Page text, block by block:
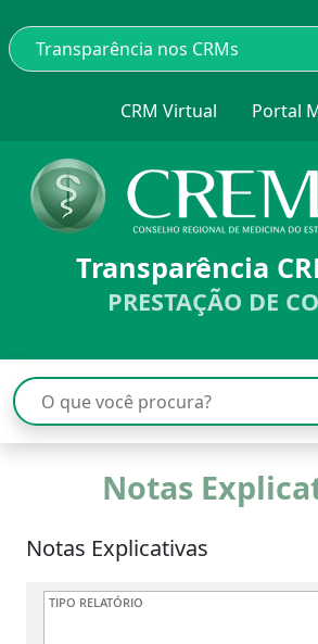
CRM Virtual Portal
Transparência
PRESTAÇÃO DE
Notas
Notas Explicativas